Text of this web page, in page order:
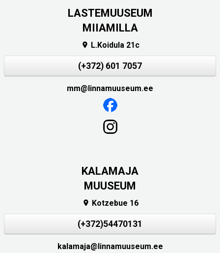
LASTEMUUSEUM
MIIAMILLA
 L.Koidula 21c
(+372) 601 7057
mm@linnamuuseum.ee
KALAMAJA
MUUSEUM
 Kotzebue 16
(+372)54470131
kalamaja@linnamuuseum.ee